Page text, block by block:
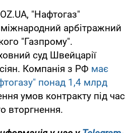
"Нафтогаз"
арбітражний
"Газпрому".
суд Швейцарії
Компанія з РФ має
понад 1,4 млрд
умов контракту під час
вторгнення.